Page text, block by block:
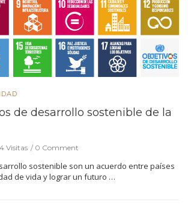
de desarrollo sostenible de la
Visitas 0 Comment
sostenible son un acuerdo entre países
de vida y lograr un futuro …